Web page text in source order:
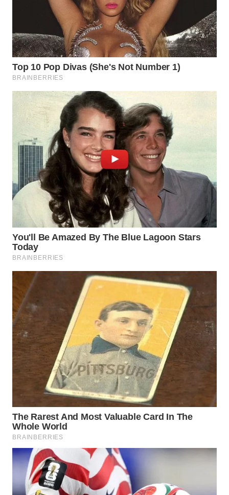
INDRAMAYU
WN
KUNINGAN
MAJALENGKA
WN
SUBANG
WN
SUKABUMI
PURWAKARTA
WN
PRIANGAN
TIMUR
WN
SEMARANG
WN
SOLO
WN
BOROBUDUR
MADURA
WN
SURABAYA
WN
NATUNA